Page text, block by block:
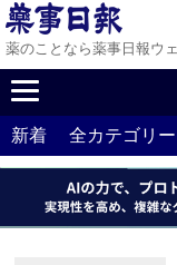
薬のことなら薬事日報ウ
新着 全カテゴリー